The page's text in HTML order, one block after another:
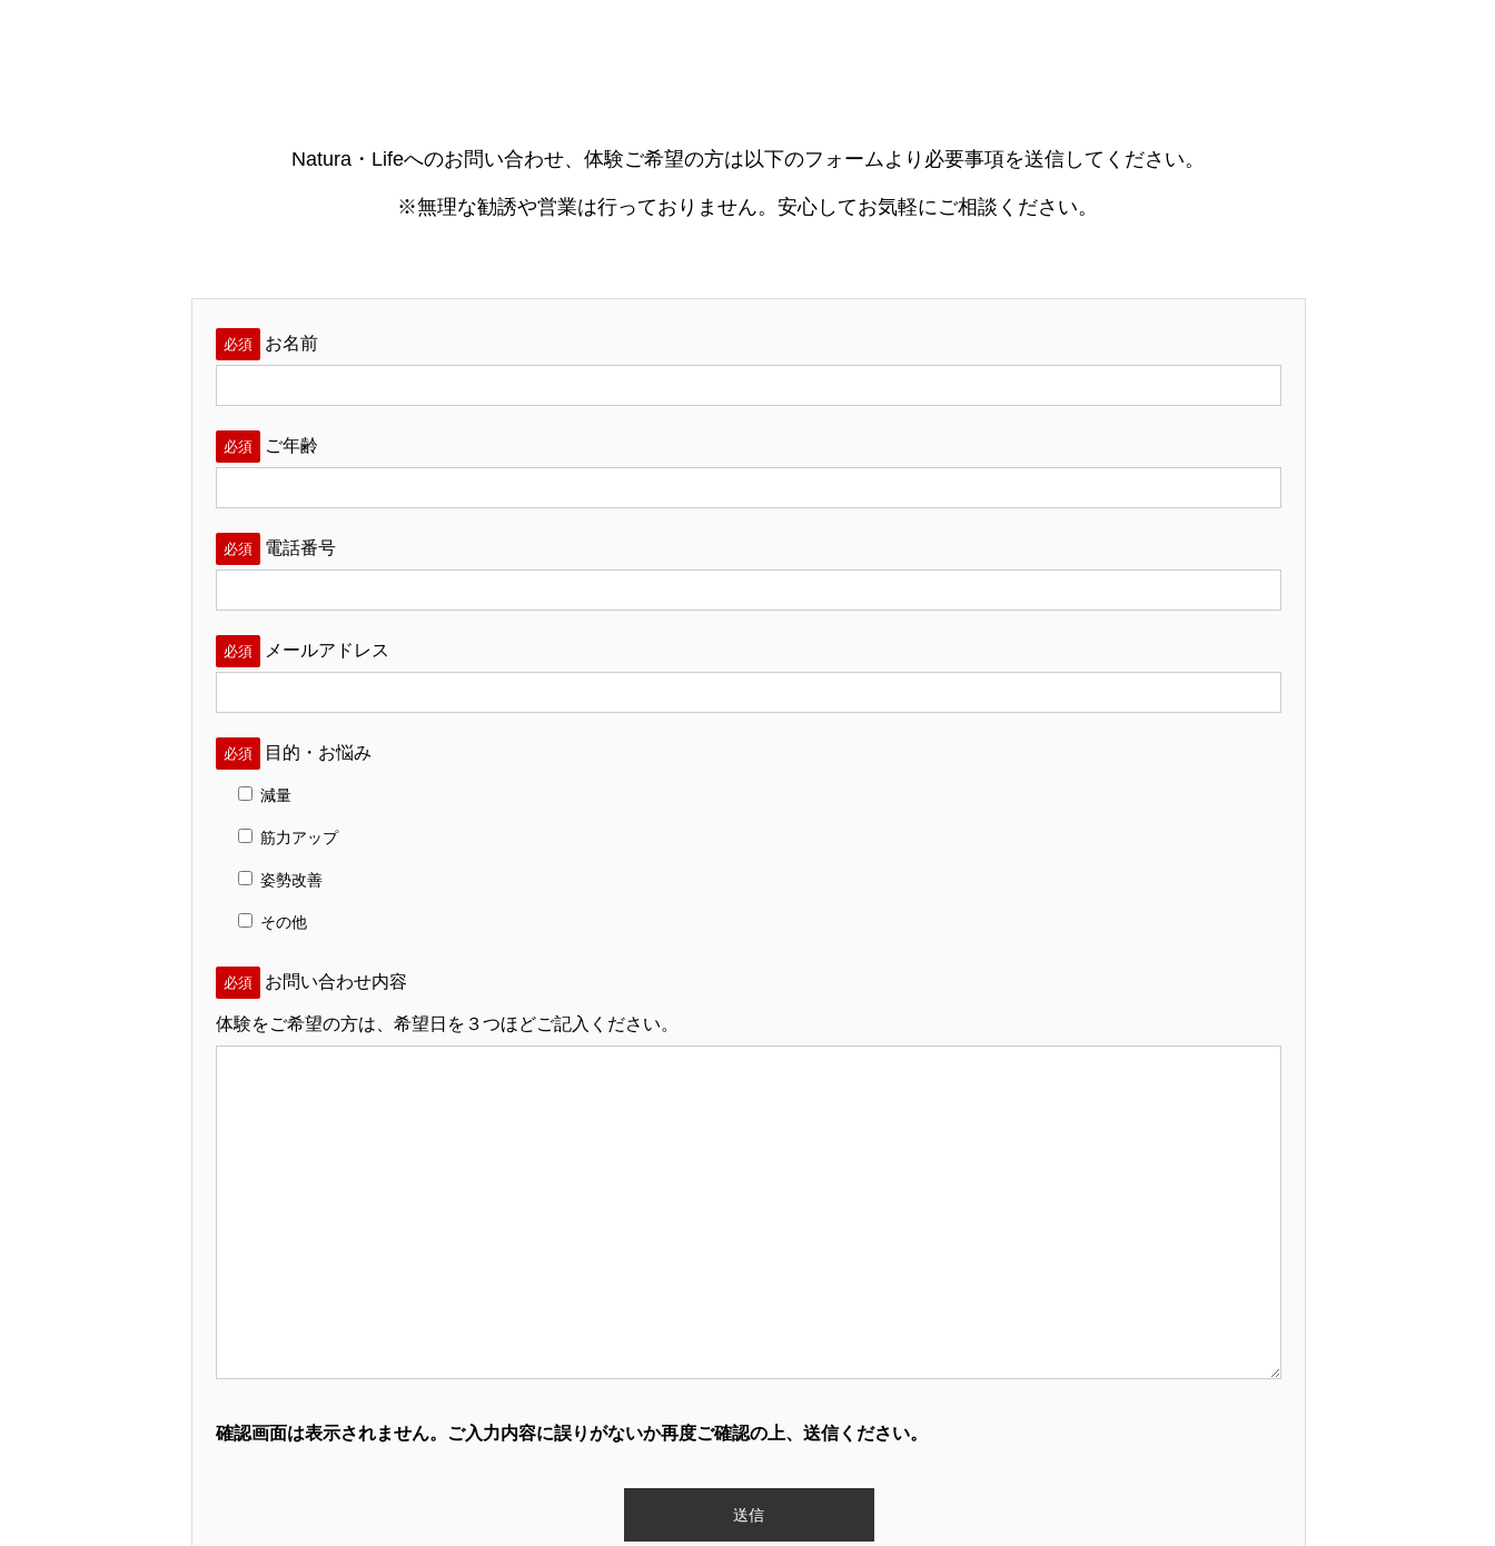
Natura・Lifeへのお問い合わせ、体験ご希望の方は以下のフォームより必要事項を送信してください。
※無理な勧誘や営業は行っておりません。安心してお気軽にご相談ください。
必須 お名前
必須 ご年齢
必須 電話番号
必須 メールアドレス
必須 目的・お悩み
減量
筋力アップ
姿勢改善
その他
必須 お問い合わせ内容
体験をご希望の方は、希望日を３つほどご記入ください。
確認画面は表示されません。ご入力内容に誤りがないか再度ご確認の上、送信ください。